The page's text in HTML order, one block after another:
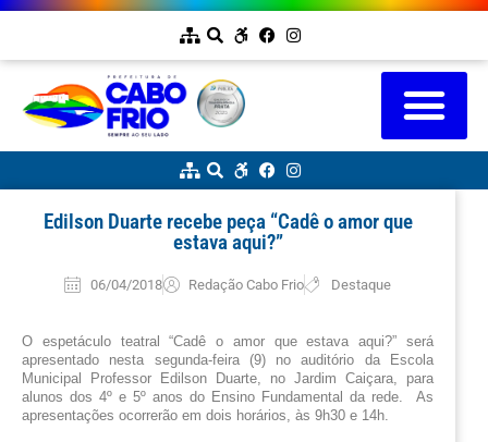
Edilson Duarte recebe peça “Cadê o amor que
estava aqui?”
06/04/2018 Redação Cabo Frio Destaque
O espetáculo teatral “Cadê o amor que estava aqui?” será
apresentado nesta segunda-feira (9) no auditório da Escola
Municipal Professor Edilson Duarte, no Jardim Caiçara, para
alunos dos 4º e 5º anos do Ensino Fundamental da rede.  As
apresentações ocorrerão em dois horários, às 9h30 e 14h.